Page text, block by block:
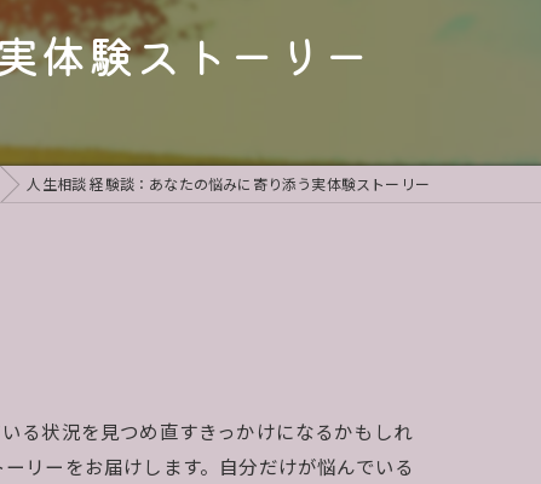
新着情報
体験ストーリー
人生相談 経験談：あなたの悩みに寄り添う実体験ストーリー
る状況を見つめ直すきっかけになるかもしれ
リーをお届けします。自分だけが悩んでいる